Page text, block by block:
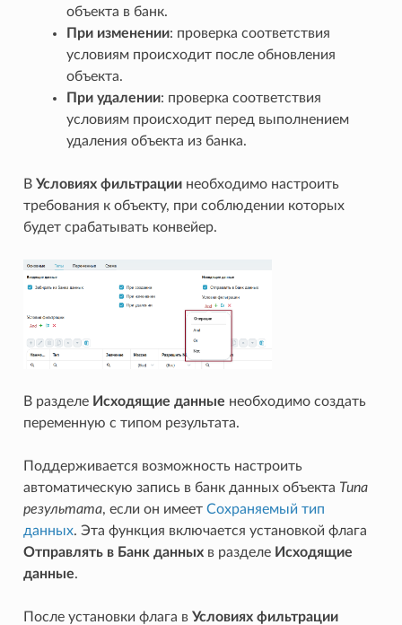
объекта в банк.
При изменении: проверка соответствия
условиям происходит после обновления
объекта.
При удалении: проверка соответствия
условиям происходит перед выполнением
удаления объекта из банка.
В Условиях фильтрациинеобходимо настроить
требования к объекту, при соблюдении которых
будет срабатывать конвейер.
В разделе Исходящие данные необходимо создать
переменную с типом результата.
Поддерживается возможность настроить
автоматическую запись в банк данных объекта Типа
результата, если он имеет Сохраняемый тип
данных. Эта функция включается установкой флага
Отправлять в Банк данныхв разделе Исходящие
данные.
После установки флага в Условиях фильтрации